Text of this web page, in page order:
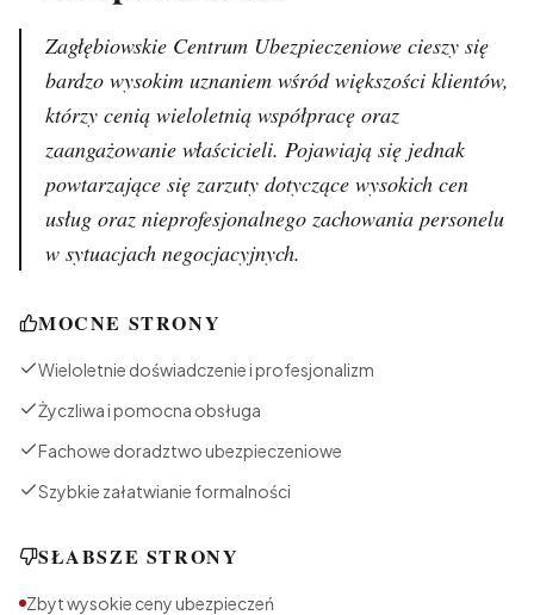
Zagłębiowskie Centrum Ubezpieczeniowe cieszy się
bardzo wysokim uznaniem wśród większości klientów,
którzy cenią wieloletnią współpracę oraz
zaangażowanie właścicieli. Pojawiają się jednak
powtarzające się zarzuty dotyczące wysokich cen
usług oraz nieprofesjonalnego zachowania personelu
w sytuacjach negocjacyjnych.
MOCNE STRONY
Wieloletnie doświadczenie i profesjonalizm
Życzliwa i pomocna obsługa
Fachowe doradztwo ubezpieczeniowe
Szybkie załatwianie formalności
SŁABSZE STRONY
Zbyt wysokie ceny ubezpieczeń